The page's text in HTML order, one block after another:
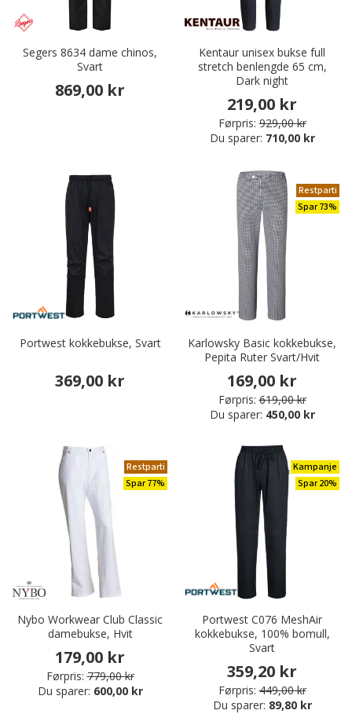
Segers 8634 dame chinos,
Svart
869,00 kr
Kentaur unisex bukse full
stretch benlengde 65 cm,
Dark night
219,00 kr
Førpris: 929,00 kr
Du sparer: 710,00 kr
Portwest kokkebukse, Svart
369,00 kr
Restparti
Spar 73%
Karlowsky Basic kokkebukse,
Pepita Ruter Svart/Hvit
169,00 kr
Førpris: 619,00 kr
Du sparer: 450,00 kr
Restparti
Spar 77%
Nybo Workwear Club Classic
damebukse, Hvit
179,00 kr
Førpris: 779,00 kr
Du sparer: 600,00 kr
Kampanje
Spar 20%
Portwest C076 MeshAir
kokkebukse, 100% bomull,
Svart
359,20 kr
Førpris: 449,00 kr
Du sparer: 89,80 kr